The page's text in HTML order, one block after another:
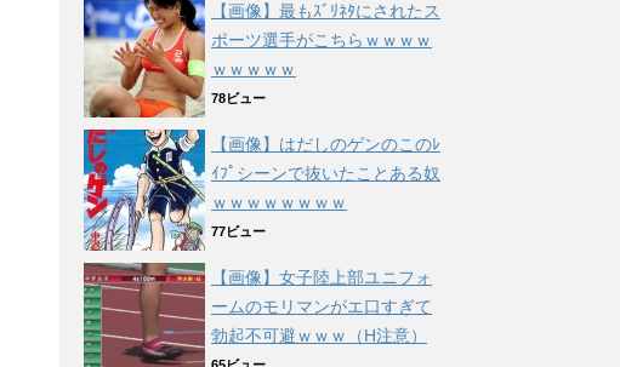
【画像】最もｽﾞﾘﾈﾀにされたス
ポーツ選手がこちらｗｗｗｗ
ｗｗｗｗｗ
78ビュー
【画像】はだしのゲンのこのﾚ
ｲﾌﾟシーンで抜いたことある奴
ｗｗｗｗｗｗｗｗ
77ビュー
【画像】女子陸上部ユニフォ
ームのモリマンがエ口すぎて
勃起不可避ｗｗｗ（H注意）